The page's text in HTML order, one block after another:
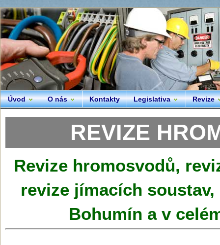
Úvod O nás Kontakty Legislativa Revize
REVIZE
Revize hromosvodů,
revize jímacích
Bohumín a v